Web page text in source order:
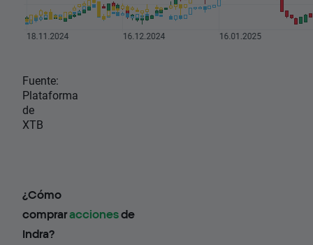
Fuente:
Plataforma
de
XTB
¿Cómo
compraraccionesde
Indra?